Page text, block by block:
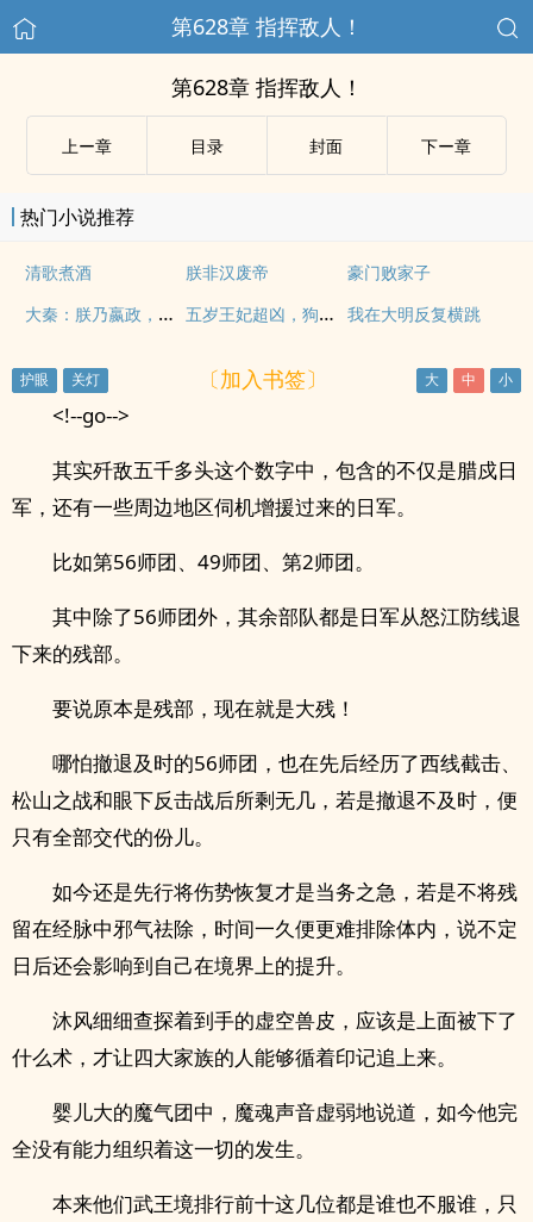
第628章 指挥敌人！
第628章 指挥敌人！
上ー章 目录 封面 下ー章
热门小说推荐
清歌煮酒 朕非汉废帝 豪门败家子
大秦：朕乃嬴政，开局加入聊天群 五岁王妃超凶，狗路过都得挨骂 我在大明反复横跳
〔加入书签〕
<!--go-->
其实歼敌五千多头这个数字中，包含的不仅是腊戍日
军，还有一些周边地区伺机增援过来的日军。
比如第56师团、49师团、第2师团。
其中除了56师团外，其余部队都是日军从怒江防线退
下来的残部。
要说原本是残部，现在就是大残！
哪怕撤退及时的56师团，也在先后经历了西线截击、
松山之战和眼下反击战后所剩无几，若是撤退不及时，便
只有全部交代的份儿。
如今还是先行将伤势恢复才是当务之急，若是不将残
留在经脉中邪气祛除，时间一久便更难排除体内，说不定
日后还会影响到自己在境界上的提升。
沐风细细查探着到手的虚空兽皮，应该是上面被下了
什么术，才让四大家族的人能够循着印记追上来。
婴儿大的魔气团中，魔魂声音虚弱地说道，如今他完
全没有能力组织着这一切的发生。
本来他们武王境排行前十这几位都是谁也不服谁，只